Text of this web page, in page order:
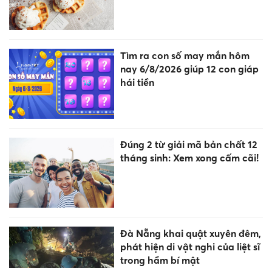
Tìm ra con số may mắn hôm
nay 6/8/2026 giúp 12 con giáp
hái tiền
Đúng 2 từ giải mã bản chất 12
tháng sinh: Xem xong cấm cãi!
Đà Nẵng khai quật xuyên đêm,
phát hiện di vật nghi của liệt sĩ
trong hầm bí mật